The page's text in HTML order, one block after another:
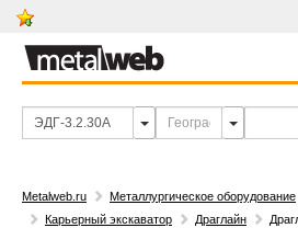
Metalweb.ru Металлургическое оборудование
Карьерный экскаватор
Драглайн